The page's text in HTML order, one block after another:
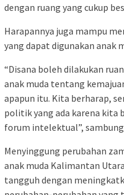
dengan ruang yang cukup
Harapannya juga mampu
yang dapat digunakan anak
“Disana boleh dilakukan
anak muda tentang
apapun itu. Kita berharap,
politik yang ada karena kita
forum intelektual”,
Menyinggung perubahan
anak muda Kalimantan
tangguh dengan